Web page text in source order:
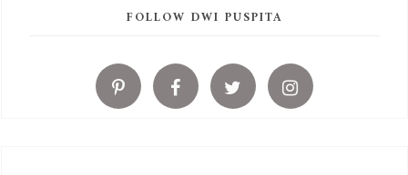
FOLLOW DWI PUSPITA